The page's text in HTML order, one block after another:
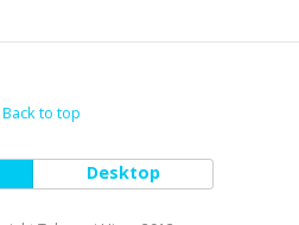
Back to top
Desktop